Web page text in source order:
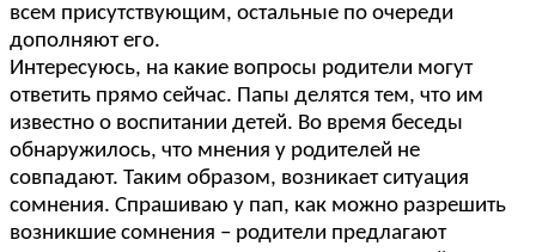
всем присутствующим, остальные по очереди
дополняют его.
Интересуюсь, на какие вопросы родители могут
ответить прямо сейчас. Папы делятся тем, что им
известно о воспитании детей. Во время беседы
обнаружилось, что мнения у родителей не
совпадают. Таким образом, возникает ситуация
сомнения. Спрашиваю у пап, как можно разрешить
возникшие сомнения – родители предлагают